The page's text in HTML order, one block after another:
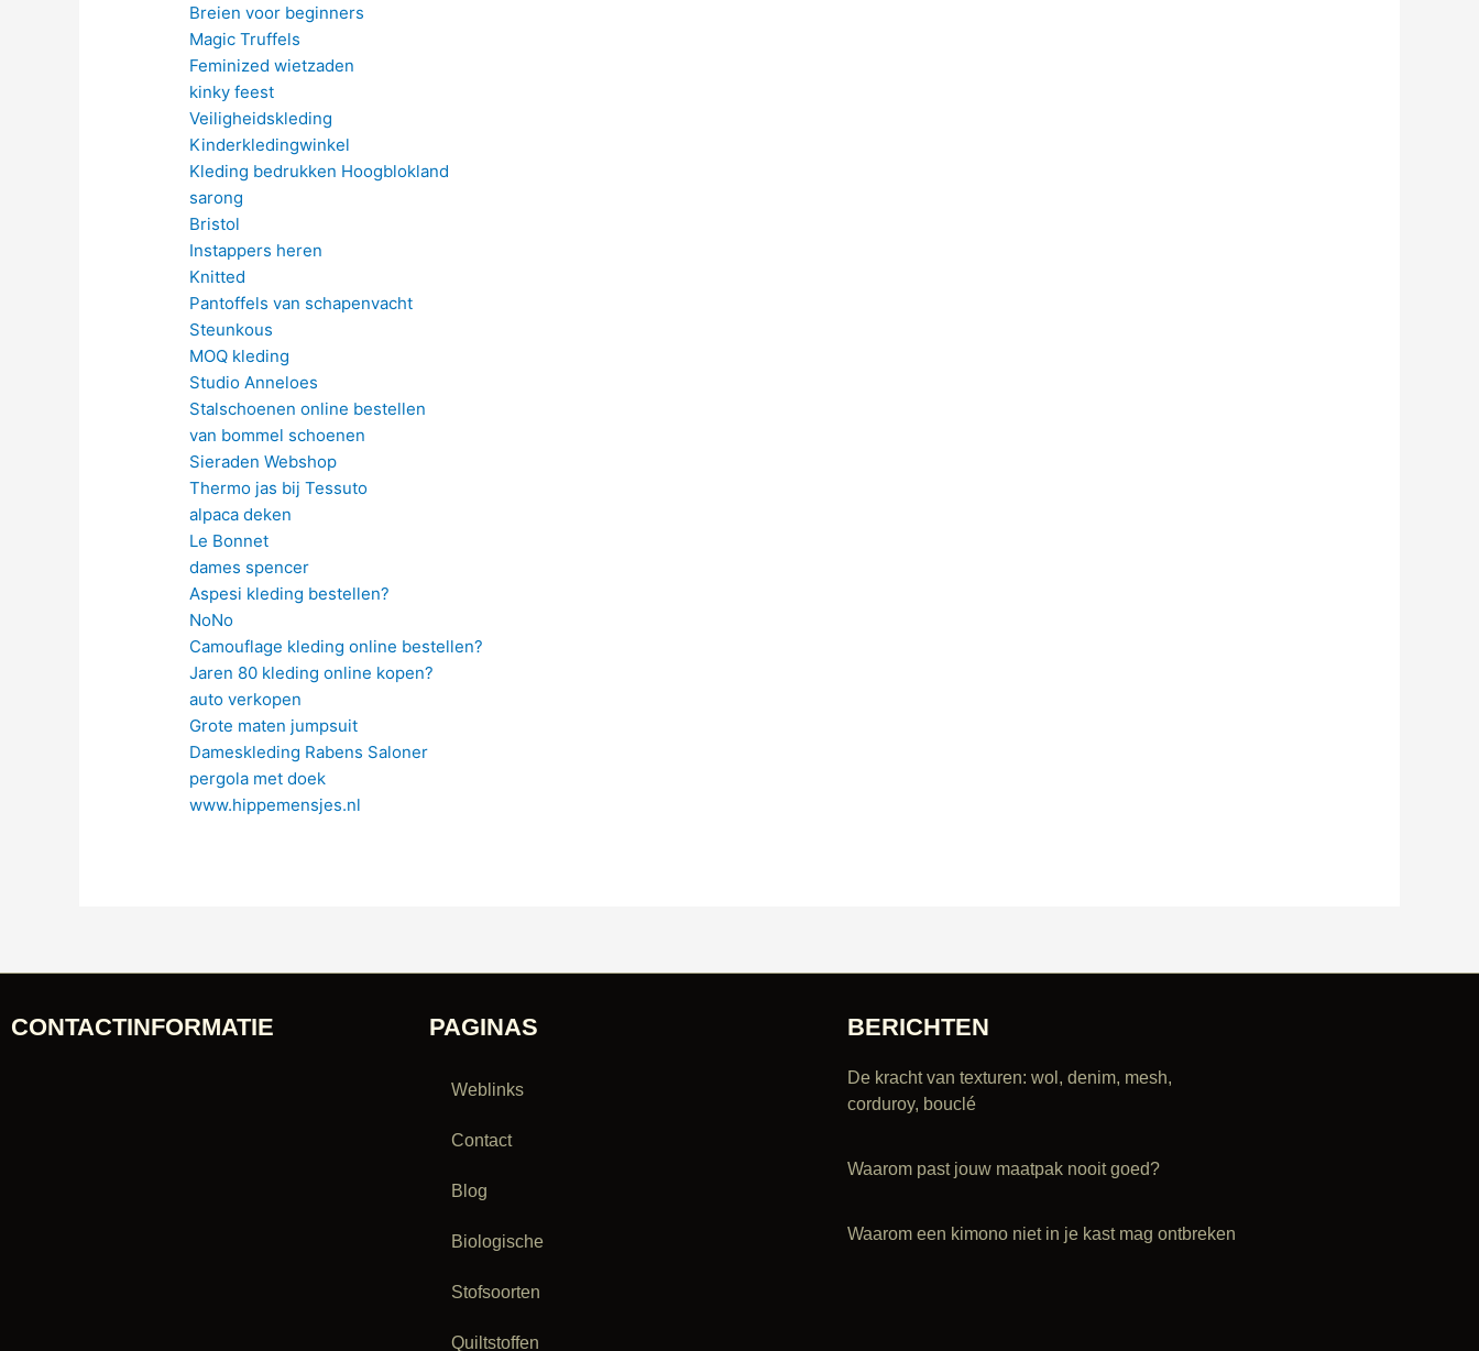
Breien voor beginners
Magic Truffels
Feminized wietzaden
kinky feest
Veiligheidskleding
Kinderkledingwinkel
Kleding bedrukken Hoogblokland
sarong
Bristol
Instappers heren
Knitted
Pantoffels van schapenvacht
Steunkous
MOQ kleding
Studio Anneloes
Stalschoenen online bestellen
van bommel schoenen
Sieraden Webshop
Thermo jas bij Tessuto
alpaca deken
Le Bonnet
dames spencer
Aspesi kleding bestellen?
NoNo
Camouflage kleding online bestellen?
Jaren 80 kleding online kopen?
auto verkopen
Grote maten jumpsuit
Dameskleding Rabens Saloner
pergola met doek
www.hippemensjes.nl
CONTACTINFORMATIE PAGINAS
Weblinks
Contact
Blog
Biologische
Stofsoorten
Quiltstoffen
BERICHTEN
De kracht van texturen: wol, denim, mesh,
corduroy, bouclé
Waarom past jouw maatpak nooit goed?
Waarom een kimono niet in je kast mag ontbreken